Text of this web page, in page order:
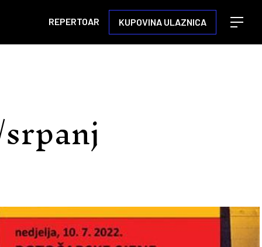
REPERTOAR KUPOVINA ULAZNICA
Open